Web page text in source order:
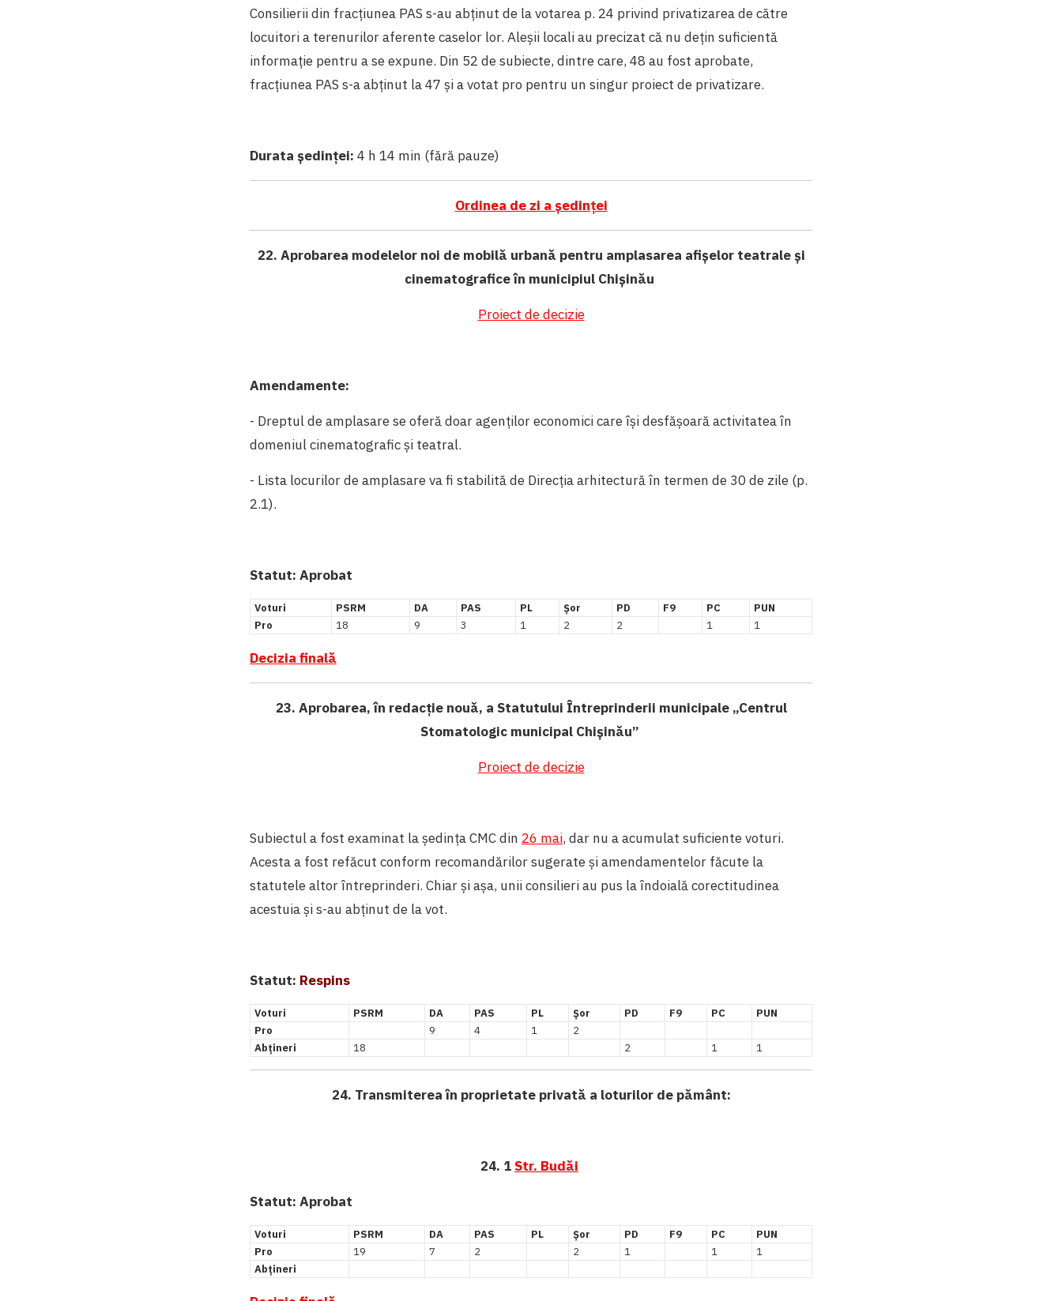
Consilierii din fracțiunea PAS s-au abținut de la votarea p. 24 privind privatizarea de către
locuitori a terenurilor aferente caselor lor. Aleșii locali au precizat că nu dețin suficientă
informație pentru a se expune. Din 52 de subiecte, dintre care, 48 au fost aprobate,
fracțiunea PAS s-a abținut la 47 și a votat pro pentru un singur proiect de privatizare.
Durata ședinței: 4 h 14 min (fără pauze)
Ordinea de zi a ședinței
22. Aprobarea modelelor noi de mobilă urbană pentru amplasarea afișelor teatrale și
cinematografice în municipiul Chișinău
Proiect de decizie
Amendamente:
- Dreptul de amplasare se oferă doar agenților economici care își desfășoară activitatea în
domeniul cinematografic și teatral.
- Lista locurilor de amplasare va fi stabilită de Direcția arhitectură în termen de 30 de zile (p.
2.1).
Statut: Aprobat
Voturi PSRM DA PAS PL Șor PD F9 PC
PUN
Pro
18 9 3 1 2 2 1 1
Decizia finală
23. Aprobarea, în redacție nouă, a Statutului Întreprinderii municipale „Centrul
Stomatologic municipal Chișinău”
Proiect de decizie
Subiectul a fost examinat la ședința CMC din 26 mai, dar nu a acumulat suficiente voturi.
Acesta a fost refăcut conform recomandărilor sugerate și amendamentelor făcute la
statutele altor întreprinderi. Chiar și așa, unii consilieri au pus la îndoială corectitudinea
acestuia și s-au abținut de la vot.
Statut: Respins
Voturi PSRM DA PAS PL Șor PD F9 PC
PUN
Pro
9 4 1
2
Abțineri
18 2 1 1
24. Transmiterea în proprietate privată a loturilor de pământ:
24. 1Str. Budăi
Statut: Aprobat
Voturi PSRM DA PAS PL Șor PD F9 PC
PUN
Pro
19 7 2 2 1 1
1
Abțineri